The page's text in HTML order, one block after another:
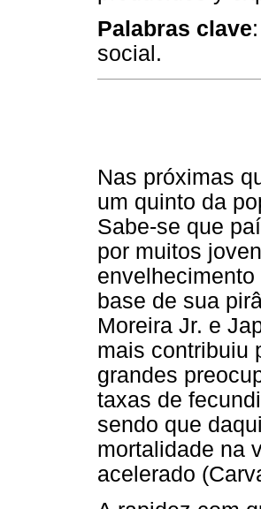
Palabras clave
social.
Nas próximas
um quinto da
Sabe-se que
por muitos
base de sua
Moreira Jr. e
mais contribuiu
grandes
taxas de
sendo que
mortalidade na
acelerado